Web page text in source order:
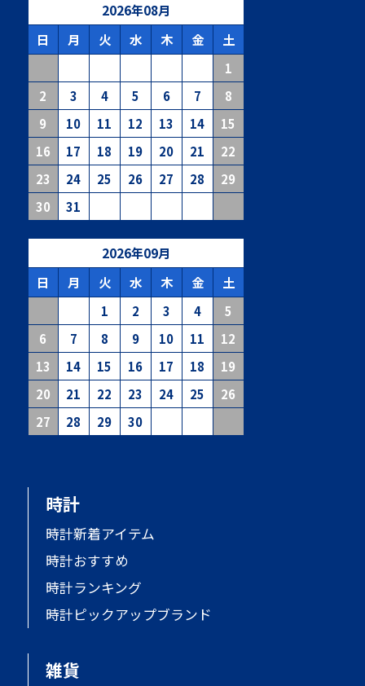
2026年08月
日
月 火 水 木 金 土
1
2
3 4 5 6 7
8
9
10 11 12 13 14
15
16
17 18 19 20 21
22
23
24 25 26 27 28
29
30
31
2026年09月
日
月 火 水 木 金 土
1 2 3 4
5
6
7 8 9 10 11
12
13
14 15 16 17 18
19
20
21 22 23 24 25
26
27
28 29 30
時計
時計新着アイテム
時計おすすめ
時計ランキング
時計ピックアップブランド
雑貨